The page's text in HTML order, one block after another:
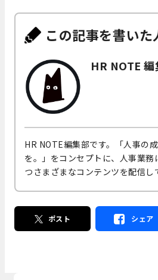
この記事を書いた
HR NOTE 編
HR NOTE編集部です。「人事の
を。」をコンセプトに、人事業
つさまざまなコンテンツを配信し
ポスト シェア